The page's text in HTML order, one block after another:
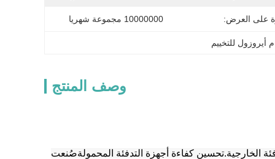
على العرض: 10000000 مجموعة شهريا
أيروزول للتخييم
وصف المنتج
الخارجية.تحسين كفاءة أجهزة التدفئة المحمولةصُنعت